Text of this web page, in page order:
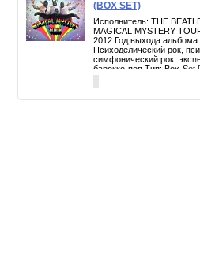
(BOX SET)
Исполнитель: THE
MAGICAL MYSTERY
2012 Год выхода
Психоделический рок,
симфонический рок,
барокко-поп Тип: Box-Set
45rpm 7" VINYL EPs